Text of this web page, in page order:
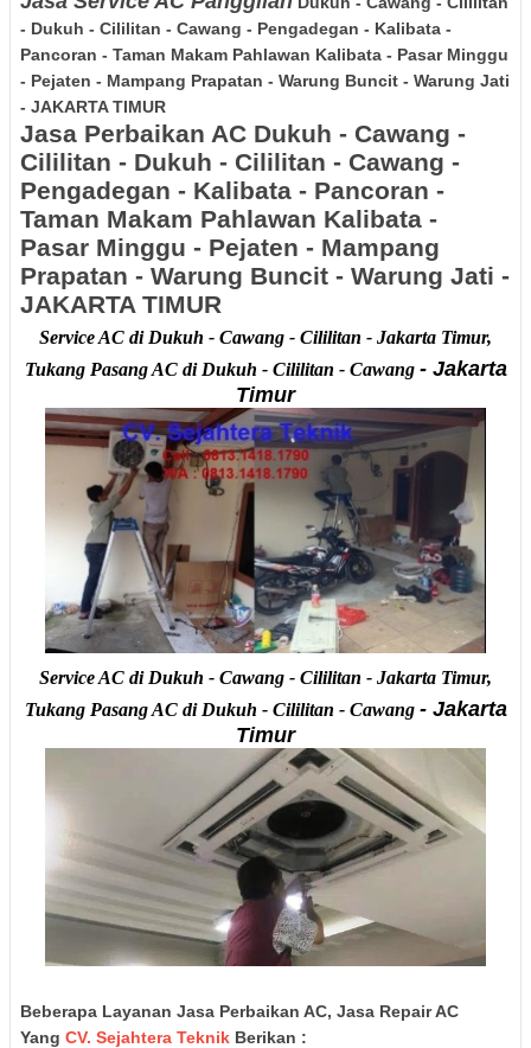
- Dukuh - Cililitan - Cawang - Pengadegan - Kalibata -
Pancoran - Taman Makam Pahlawan Kalibata - Pasar Minggu
- Pejaten - Mampang Prapatan - Warung Buncit - Warung Jati
- JAKARTA TIMUR
Jasa Perbaikan AC Dukuh - Cawang -
Cililitan - Dukuh - Cililitan - Cawang -
Pengadegan - Kalibata - Pancoran -
Taman Makam Pahlawan Kalibata -
Pasar Minggu - Pejaten - Mampang
Prapatan - Warung Buncit - Warung Jati -
JAKARTA TIMUR
Service AC di Dukuh - Cawang - Cililitan - Jakarta Timur,
Tukang Pasang AC di Dukuh - Cililitan - Cawang - Jakarta
Timur
Service AC di Dukuh - Cawang - Cililitan - Jakarta Timur,
Tukang Pasang AC di Dukuh - Cililitan - Cawang - Jakarta
Timur
Beberapa Layanan Jasa Perbaikan AC, Jasa Repair AC
Yang CV. Sejahtera Teknik Berikan :